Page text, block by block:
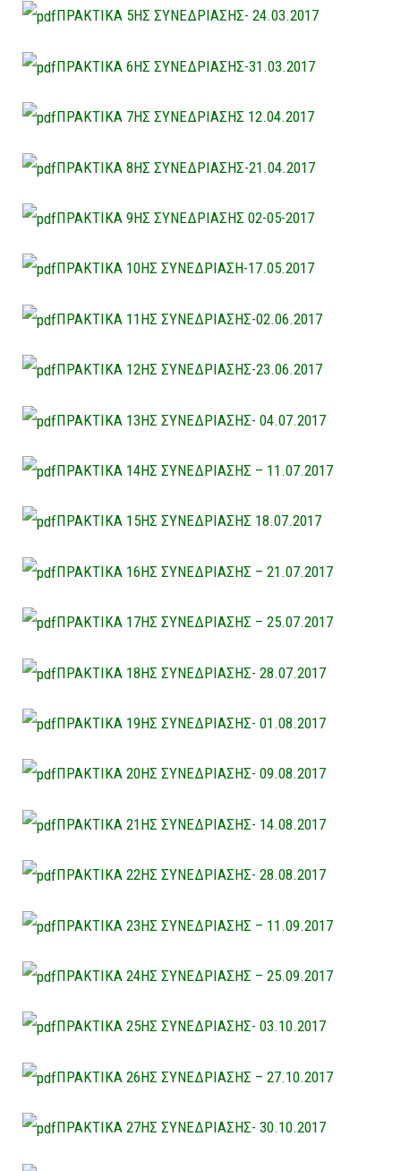
ΠΡΑΚΤΙΚΑ 5ΗΣ ΣΥΝΕΔΡΙΑΣΗΣ- 24.03.2017
ΠΡΑΚΤΙΚΑ 6ΗΣ ΣΥΝΕΔΡΙΑΣΗΣ-31.03.2017
ΠΡΑΚΤΙΚΑ 7ΗΣ ΣΥΝΕΔΡΙΑΣΗΣ 12.04.2017
ΠΡΑΚΤΙΚΑ 8ΗΣ ΣΥΝΕΔΡΙΑΣΗΣ-21.04.2017
ΠΡΑΚΤΙΚΑ 9ΗΣ ΣΥΝΕΔΡΙΑΣΗΣ 02-05-2017
ΠΡΑΚΤΙΚΑ 10ΗΣ ΣΥΝΕΔΡΙΑΣΗ-17.05.2017
ΠΡΑΚΤΙΚΑ 11ΗΣ ΣΥΝΕΔΡΙΑΣΗΣ-02.06.2017
ΠΡΑΚΤΙΚΑ 12ΗΣ ΣΥΝΕΔΡΙΑΣΗΣ-23.06.2017
ΠΡΑΚΤΙΚΑ 13ΗΣ ΣΥΝΕΔΡΙΑΣΗΣ- 04.07.2017
ΠΡΑΚΤΙΚΑ 14ΗΣ ΣΥΝΕΔΡΙΑΣΗΣ – 11.07.2017
ΠΡΑΚΤΙΚΑ 15ΗΣ ΣΥΝΕΔΡΙΑΣΗΣ 18.07.2017
ΠΡΑΚΤΙΚΑ 16ΗΣ ΣΥΝΕΔΡΙΑΣΗΣ – 21.07.2017
ΠΡΑΚΤΙΚΑ 17ΗΣ ΣΥΝΕΔΡΙΑΣΗΣ – 25.07.2017
ΠΡΑΚΤΙΚΑ 18ΗΣ ΣΥΝΕΔΡΙΑΣΗΣ- 28.07.2017
ΠΡΑΚΤΙΚΑ 19ΗΣ ΣΥΝΕΔΡΙΑΣΗΣ- 01.08.2017
ΠΡΑΚΤΙΚΑ 20ΗΣ ΣΥΝΕΔΡΙΑΣΗΣ- 09.08.2017
ΠΡΑΚΤΙΚΑ 21ΗΣ ΣΥΝΕΔΡΙΑΣΗΣ- 14.08.2017
ΠΡΑΚΤΙΚΑ 22ΗΣ ΣΥΝΕΔΡΙΑΣΗΣ- 28.08.2017
ΠΡΑΚΤΙΚΑ 23ΗΣ ΣΥΝΕΔΡΙΑΣΗΣ – 11.09.2017
ΠΡΑΚΤΙΚΑ 24ΗΣ ΣΥΝΕΔΡΙΑΣΗΣ – 25.09.2017
ΠΡΑΚΤΙΚΑ 25ΗΣ ΣΥΝΕΔΡΙΑΣΗΣ- 03.10.2017
ΠΡΑΚΤΙΚΑ 26ΗΣ ΣΥΝΕΔΡΙΑΣΗΣ – 27.10.2017
ΠΡΑΚΤΙΚΑ 27ΗΣ ΣΥΝΕΔΡΙΑΣΗΣ- 30.10.2017